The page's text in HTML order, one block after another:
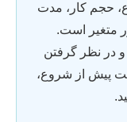
حجم کار، مدت
متغیر است.
و در نظر گرفتن
پیش از شروع،